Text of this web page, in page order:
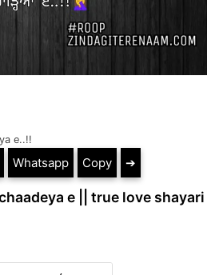
e..!!
Whatsapp Copy ➔
e || true love shayari